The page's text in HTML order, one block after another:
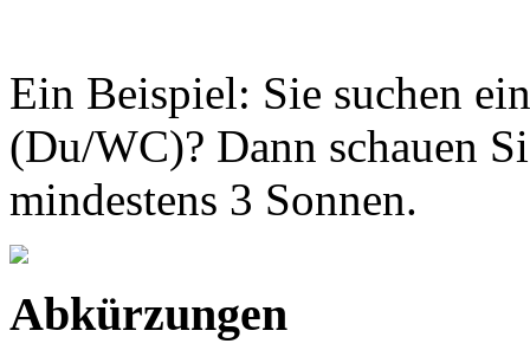
Ein Beispiel: Sie suchen
(Du/WC)? Dann schauen
mindestens 3 Sonnen.
Abkürzungen